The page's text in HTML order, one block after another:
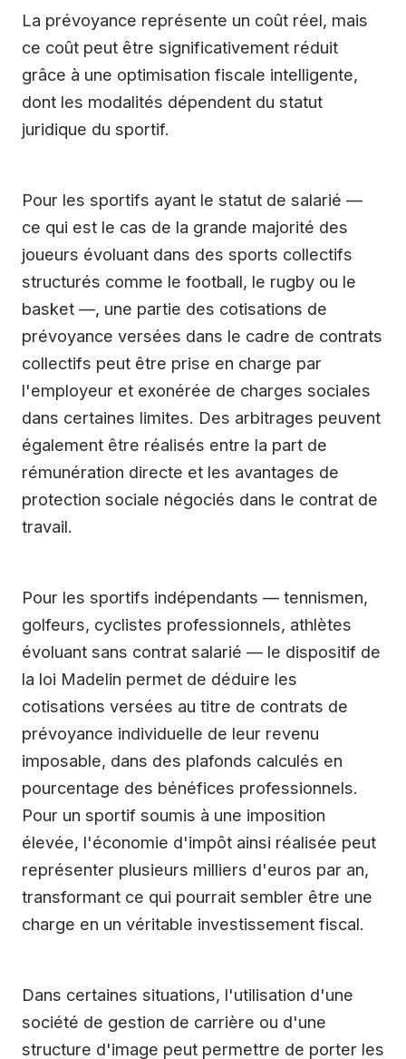
La prévoyance représente un coût réel, mais
ce coût peut être significativement réduit
grâce à une optimisation fiscale intelligente,
dont les modalités dépendent du statut
juridique du sportif.
Pour les sportifs ayant le statut de salarié —
ce qui est le cas de la grande majorité des
joueurs évoluant dans des sports collectifs
structurés comme le football, le rugby ou le
basket —, une partie des cotisations de
prévoyance versées dans le cadre de contrats
collectifs peut être prise en charge par
l'employeur et exonérée de charges sociales
dans certaines limites. Des arbitrages peuvent
également être réalisés entre la part de
rémunération directe et les avantages de
protection sociale négociés dans le contrat de
travail.
Pour les sportifs indépendants — tennismen,
golfeurs, cyclistes professionnels, athlètes
évoluant sans contrat salarié — le dispositif de
la loi Madelin permet de déduire les
cotisations versées au titre de contrats de
prévoyance individuelle de leur revenu
imposable, dans des plafonds calculés en
pourcentage des bénéfices professionnels.
Pour un sportif soumis à une imposition
élevée, l'économie d'impôt ainsi réalisée peut
représenter plusieurs milliers d'euros par an,
transformant ce qui pourrait sembler être une
charge en un véritable investissement fiscal.
Dans certaines situations, l'utilisation d'une
société de gestion de carrière ou d'une
structure d'image peut permettre de porter les